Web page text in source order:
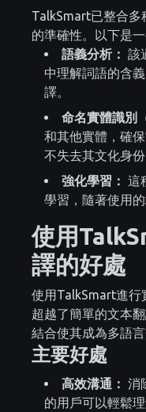
TalkSmart已整合多
的準確性。以下是
語義分析： 該
中理解詞語的含
譯。
命名實體識別
和其他實體，確
不失去其文化身份
強化學習： 這
學習，隨著使用
使用
譯的好處
使用TalkSmart進行
超越了簡單的文本
結合使其成為多語言
主要好處
高效溝通： 消
的用戶可以輕鬆理